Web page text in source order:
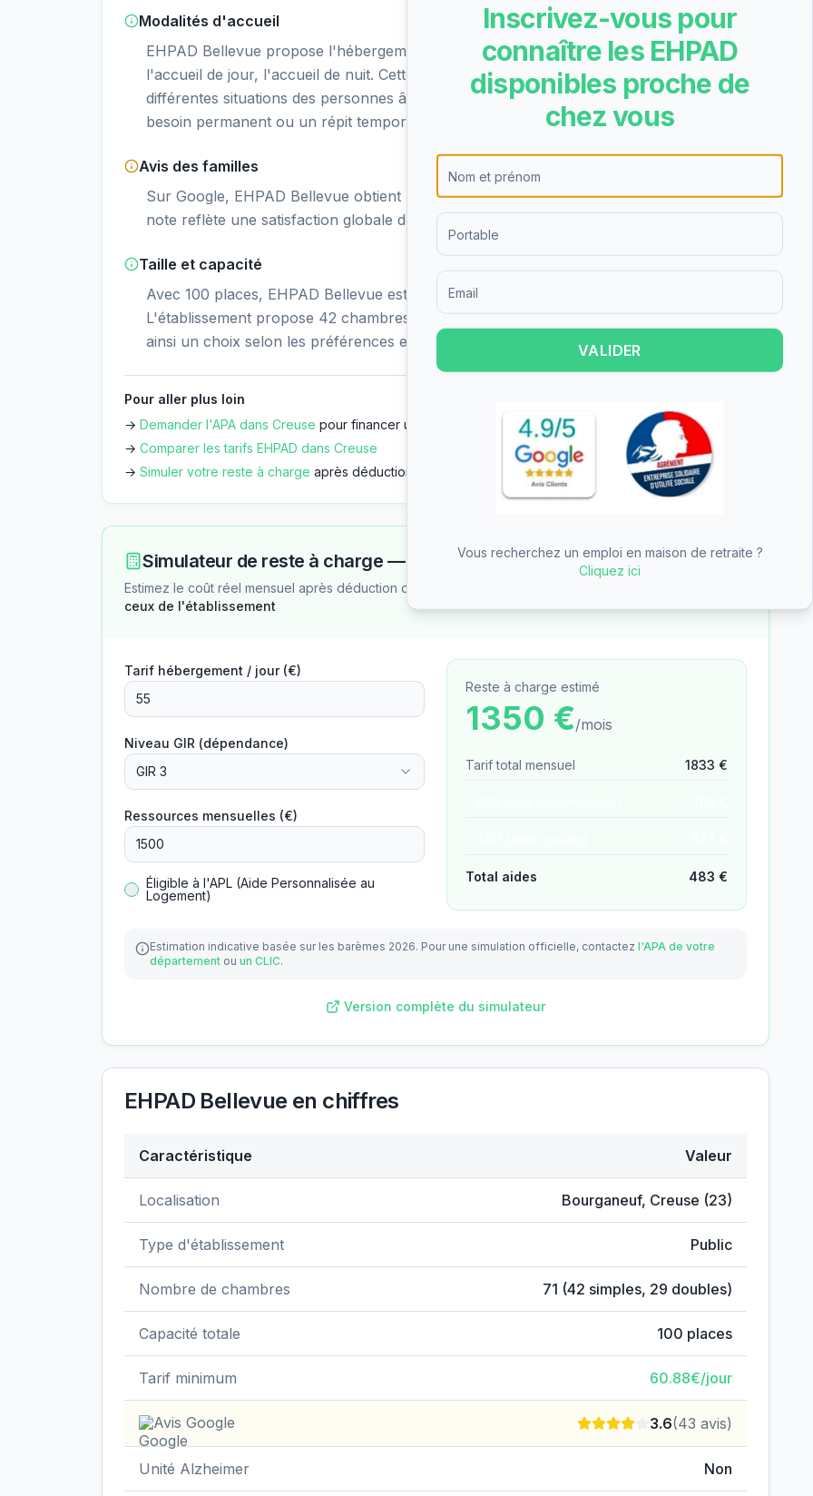
Modalités d'accueil
EHPAD Bellevue propose l'hébergement permanent, l'hébergement temporaire,
l'accueil de jour, l'accueil de nuit. Cette diversité d'offres permet de s'adapter aux
différentes situations des personnes âgées et de leurs familles, que ce soit pour un
besoin permanent ou un répit temporaire.
Avis des familles
Sur Google, EHPAD Bellevue obtient une note de 3.6/5 basée sur 43 avis. Cette bonne
note reflète une satisfaction globale des familles qui ont choisi cet établissement.
Taille et capacité
Avec 100 places, EHPAD Bellevue est un établissement de taille moyenne.
L'établissement propose 42 chambres individuelles et 29 chambres doubles, offrant
ainsi un choix selon les préférences et le budget.
Pour aller plus loin
→ Demander l'APA dans Creuse pour financer une partie du tarif dépendance
→ Comparer les tarifs EHPAD dans Creuse
→ Simuler votre reste à charge après déduction des aides
Simulateur de reste à charge — EHPAD Bellevue
Estimez le coût réel mensuel après déduction des aides (APA, APL, ASH)
ceux de l'établissement
Tarif hébergement / jour (€)
Niveau GIR (dépendance)
GIR 3
Ressources mensuelles (€)
Éligible à l'APL (Aide Personnalisée au
Logement)
Reste à charge estimé
1350 €/mois
Tarif total mensuel 1833 €
Total aides 483 €
Estimation indicative basée sur les barèmes 2026. Pour une simulation officielle, contactez l'APA de votre
département ou un CLIC.
Version complète du simulateur
EHPAD Bellevue en chiffres
Caractéristique Valeur
Localisation Bourganeuf, Creuse (23)
Type d'établissement Public
Nombre de chambres 71 (42 simples, 29 doubles)
Capacité totale 100 places
Tarif minimum 60.88€/jour
Avis Google 3.6(43 avis)
Unité Alzheimer Non
Inscrivez-vous pour
connaître les EHPAD
disponibles proche de
chez vous
VALIDER
Vous recherchez un emploi en maison de retraite ?
Cliquez ici